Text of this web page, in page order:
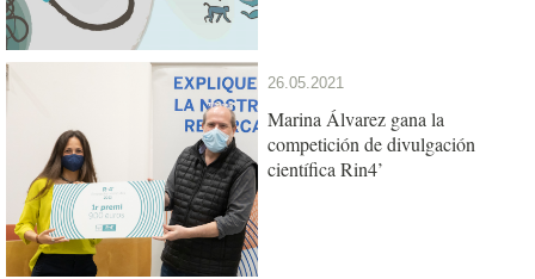
26.05.2021
Marina Álvarez gana la
competición de divulgación
científica Rin4’